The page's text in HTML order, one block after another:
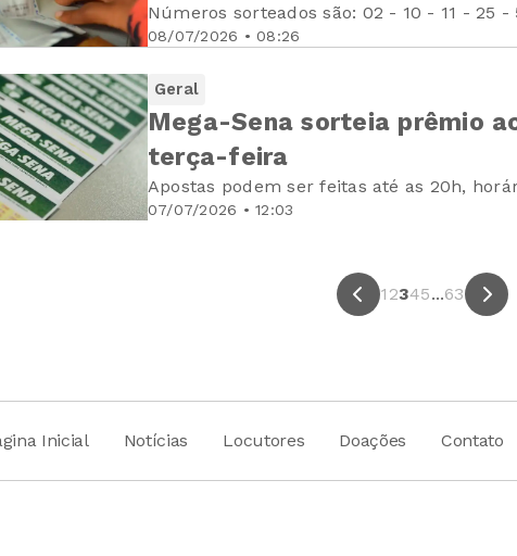
08/07/2026 • 08:26
Números sorteados são: 02 - 10 - 11 - 25 -
Geral
07/07/2026 • 12:03
Mega-Sena sorteia prêmio
terça-feira
Apostas podem ser feitas até as 20h,
1 2345...63
Inicial Notícias Locutores Doações Contato